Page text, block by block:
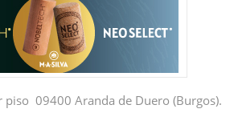
piso 09400 Aranda de Duero (Burgos).